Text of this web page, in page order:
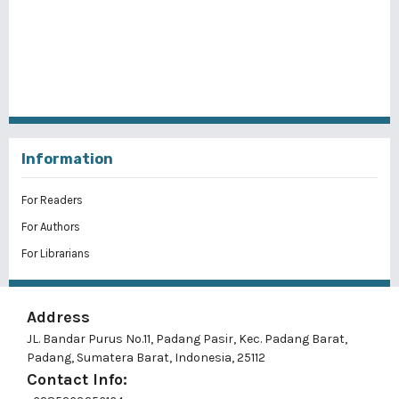
Information
For Readers
For Authors
For Librarians
Address
JL. Bandar Purus No.11, Padang Pasir, Kec. Padang Barat,
Padang, Sumatera Barat, Indonesia, 25112
Contact Info: